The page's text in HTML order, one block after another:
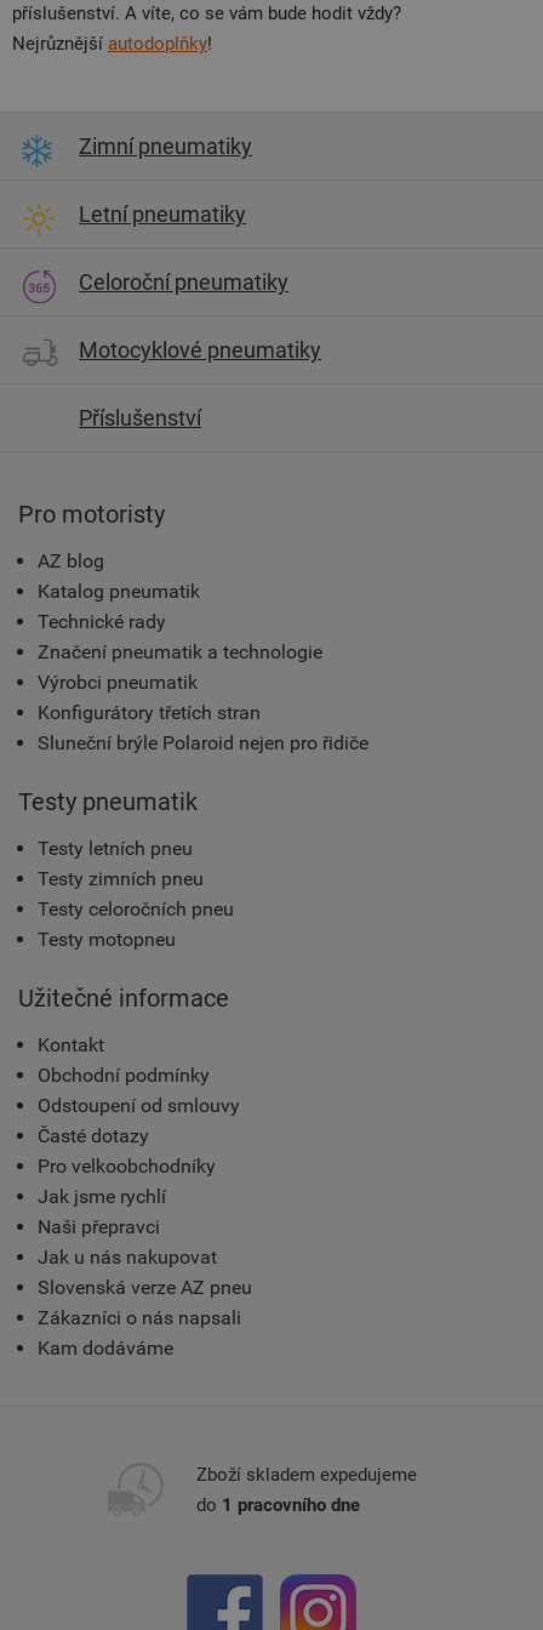
příslušenství. A víte, co se vám bude hodit vždy?
Nejrůznější autodoplňky!
Zimní pneumatiky
Letní pneumatiky
Celoroční pneumatiky
Motocyklové pneumatiky
Příslušenství
Pro motoristy
AZ blog
Katalog pneumatik
Technické rady
Značení pneumatik a technologie
Výrobci pneumatik
Konfigurátory třetích stran
Sluneční brýle Polaroid nejen pro řidiče
Testy pneumatik
Testy letních pneu
Testy zimních pneu
Testy celoročních pneu
Testy motopneu
Užitečné informace
Kontakt
Obchodní podmínky
Odstoupení od smlouvy
Časté dotazy
Pro velkoobchodníky
Jak jsme rychlí
Naši přepravci
Jak u nás nakupovat
Slovenská verze AZ pneu
Zákazníci o nás napsali
Kam dodáváme
Zboží skladem expedujeme
do 1 pracovního dne